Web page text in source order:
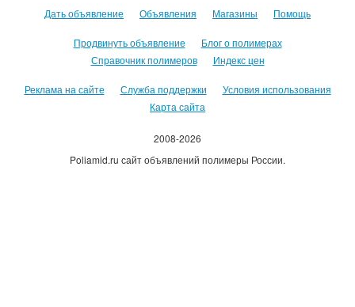
Дать объявление Объявления Магазины Помощь
Продвинуть объявление
Блог о полимерах
Справочник полимеров
Индекс цен
Реклама на сайте Служба поддержки
Условия использования
Карта сайта
2008-2026
Poliamid.ru сайт объявлений полимеры России.